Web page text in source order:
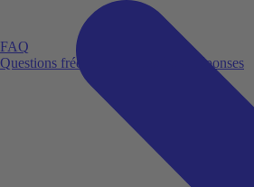
FAQ
Questions fréquemment posées et réponses